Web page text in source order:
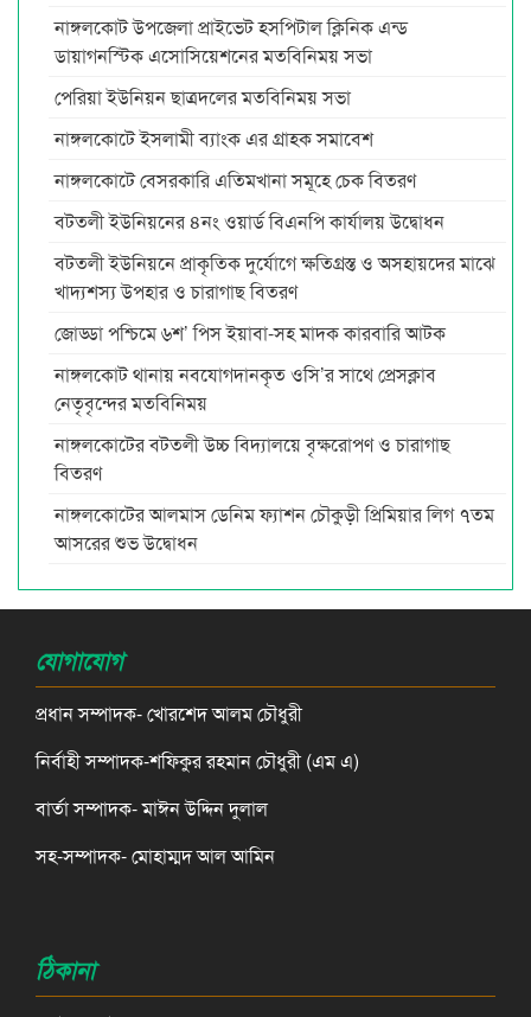
নাঙ্গলকোট উপজেলা প্রাইভেট হসপিটাল ক্লিনিক এন্ড
ডায়াগনস্টিক এসোসিয়েশনের মতবিনিময় সভা
পেরিয়া ইউনিয়ন ছাত্রদলের মতবিনিময় সভা
নাঙ্গলকোটে ইসলামী ব্যাংক এর গ্রাহক সমাবেশ
নাঙ্গলকোটে বেসরকারি এতিমখানা সমূহে চেক বিতরণ
বটতলী ইউনিয়নের ৪নং ওয়ার্ড বিএনপি কার্যালয় উদ্বোধন
বটতলী ইউনিয়নে প্রাকৃতিক দুর্যোগে ক্ষতিগ্রস্ত ও অসহায়দের মাঝে
খাদ্যশস্য উপহার ও চারাগাছ বিতরণ
জোড্ডা পশ্চিমে ৬শ’ পিস ইয়াবা-সহ মাদক কারবারি আটক
নাঙ্গলকোট থানায় নবযোগদানকৃত ওসি’র সাথে প্রেসক্লাব
নেতৃবৃন্দের মতবিনিময়
নাঙ্গলকোটের বটতলী উচ্চ বিদ্যালয়ে বৃক্ষরোপণ ও চারাগাছ
বিতরণ
নাঙ্গলকোটের আলমাস ডেনিম ফ্যাশন চৌকুড়ী প্রিমিয়ার লিগ ৭তম
আসরের শুভ উদ্বোধন
যোগাযোগ
প্রধান সম্পাদক- খোরশেদ আলম চৌধুরী
নির্বাহী সম্পাদক-শফিকুর রহমান চৌধুরী (এম এ)
বার্তা সম্পাদক- মাঈন উদ্দিন দুলাল
সহ-সম্পাদক- মোহাম্মদ আল আমিন
ঠিকানা